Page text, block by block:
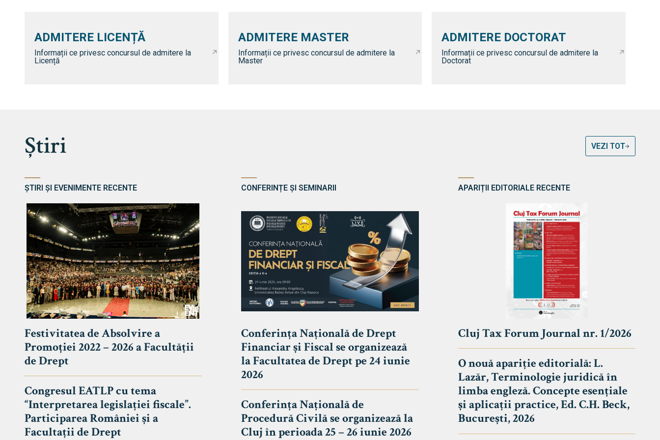
ADMITERE LICENȚĂ
Informații ce privesc concursul de admitere la
Licență
ADMITERE MASTER
Informații ce privesc concursul de admitere la
Master
ADMITERE DOCTORAT
Informații ce privesc concursul de admitere la
Doctorat
Știri VEZI TOT
ȘTIRI ȘI EVENIMENTE RECENTE
Festivitatea de Absolvire a
Promoției 2022 – 2026 a Facultății
de Drept
Congresul EATLP cu tema
“Interpretarea legislației fiscale”.
Participarea României și a
Facultații de Drept
CONFERINȚE ȘI SEMINARII
Conferința Națională de Drept
Financiar și Fiscal se organizează
la Facultatea de Drept pe 24 iunie
2026
Conferința Națională de
Procedură Civilă se organizează la
Cluj în perioada 25 – 26 iunie 2026
APARIȚII EDITORIALE RECENTE
Cluj Tax Forum Journal nr. 1/2026
O nouă apariție editorială: L.
Lazăr, Terminologie juridică în
limba engleză. Concepte esențiale
și aplicații practice, Ed. C.H. Beck,
București, 2026